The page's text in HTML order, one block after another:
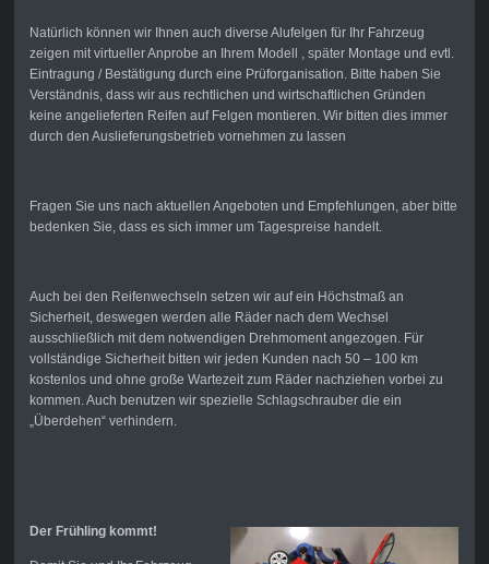
Natürlich können wir Ihnen auch diverse Alufelgen für Ihr Fahrzeug
zeigen mit virtueller Anprobe an Ihrem Modell , später Montage und evtl.
Eintragung / Bestätigung durch eine Prüforganisation. Bitte haben Sie
Verständnis, dass wir aus rechtlichen und wirtschaftlichen Gründen
keine angelieferten Reifen auf Felgen montieren. Wir bitten dies immer
durch den Auslieferungsbetrieb vornehmen zu lassen
Fragen Sie uns nach aktuellen Angeboten und Empfehlungen, aber bitte
bedenken Sie, dass es sich immer um Tagespreise handelt.
Auch bei den Reifenwechseln setzen wir auf ein Höchstmaß an
Sicherheit, deswegen werden alle Räder nach dem Wechsel
ausschließlich mit dem notwendigen Drehmoment angezogen. Für
vollständige Sicherheit bitten wir jeden Kunden nach 50 – 100 km
kostenlos und ohne große Wartezeit zum Räder nachziehen vorbei zu
kommen. Auch benutzen wir spezielle Schlagschrauber die ein
„Überdehen“ verhindern.
Der Frühling kommt!